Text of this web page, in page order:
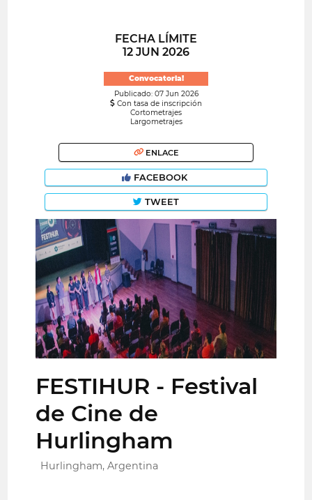
FECHA LÍMITE
12 JUN 2026
Convocatoria!
Publicado: 07 Jun 2026
Con tasa de inscripción
Cortometrajes
Largometrajes
ENLACE
FACEBOOK
TWEET
FESTIHUR - Festival
de Cine de
Hurlingham
Hurlingham, Argentina